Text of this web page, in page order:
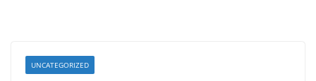
UNCATEGORIZED